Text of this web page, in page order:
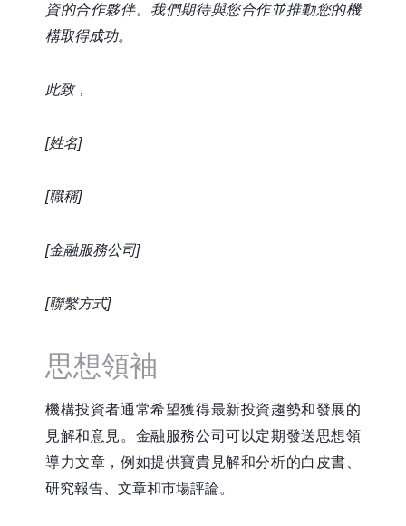
資的合作夥伴。我們期待與您合作並推動您的機
構取得成功。
此致，
[姓名]
[職稱]
[金融服務公司]
[聯繫方式]
思想領袖
機構投資者通常希望獲得最新投資趨勢和發展的
見解和意見。金融服務公司可以定期發送思想領
導力文章，例如提供寶貴見解和分析的白皮書、
研究報告、文章和市場評論。